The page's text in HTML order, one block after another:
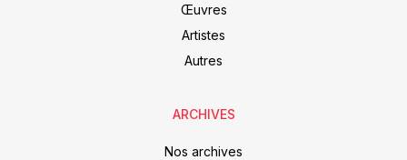
Œuvres
Artistes
Autres
ARCHIVES
Nos archives